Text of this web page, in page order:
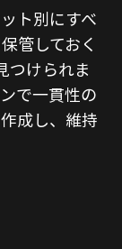
ト別にすべ
管しておく
つけられま
で一貫性の
成し、維持